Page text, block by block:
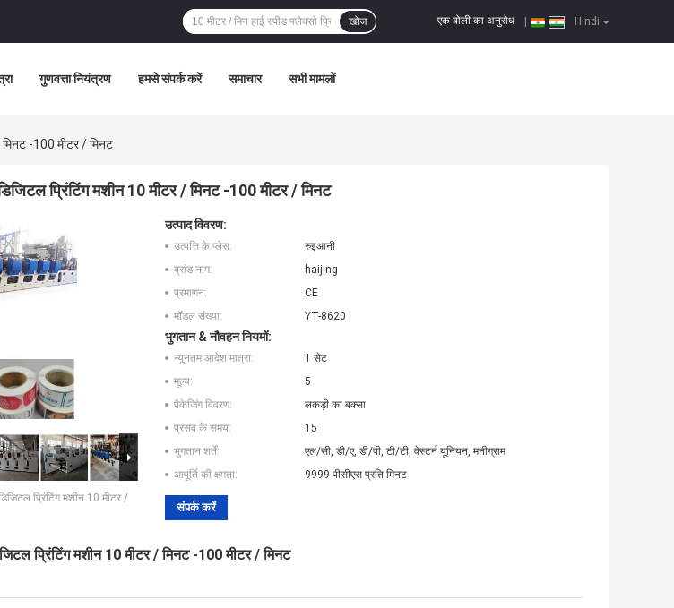
Hindi
एक बोली का अनुरोध
खोज
गुणवत्ता नियंत्रण हमसे संपर्क करें समाचार सभी मामलों
मिनट -100 मीटर / मिनट
प्रिंटिंग मशीन 10 मीटर / मिनट -100 मीटर / मिनट
प्रिंटिंग मशीन 10 मीटर /
उत्पाद विवरण:
उत्पत्ति के प्लेस:
रुइआनी
ब्रांड नाम:
haijing
प्रमाणन:
CE
मॉडल संख्या:
YT-8620
भुगतान & नौवहन नियमों:
न्यूनतम आदेश मात्रा:
1 सेट
मूल्य:
5
पैकेजिंग विवरण:
लकड़ी का बक्सा
प्रसव के समय:
15
भुगतान शर्तें:
एल/सी, डी/ए, डी/पी, टी/टी, वेस्टर्न यूनियन, मनीग्राम
आपूर्ति की क्षमता:
9999 पीसीएस प्रति मिनट
संपर्क करें
प्रिंटिंग मशीन 10 मीटर / मिनट -100 मीटर / मिनट